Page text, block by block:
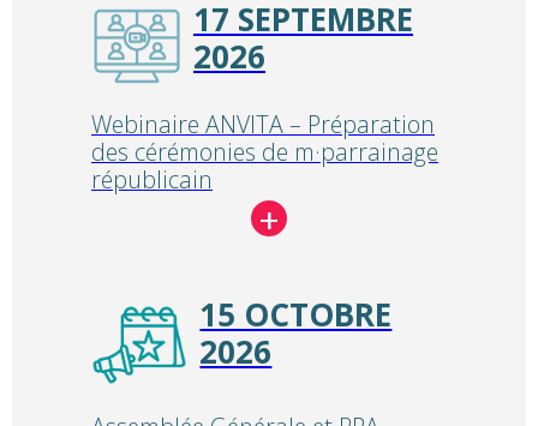
17 SEPTEMBRE
2026
Webinaire ANVITA – Préparation
des cérémonies de m·parrainage
républicain
15 OCTOBRE
2026